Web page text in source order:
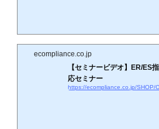
ecompliance.co.jp
【セミナービデオ】ER/ES
応セミナー
https://ecompliance.co.jp/SHOP/